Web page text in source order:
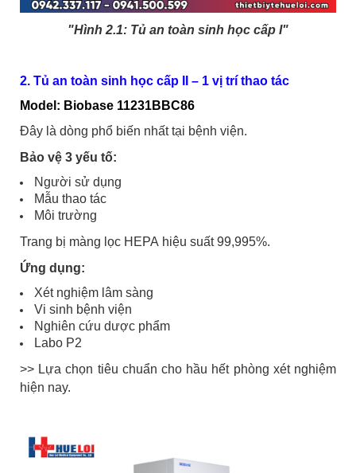
"Hình 2.1: Tủ an toàn sinh học cấp I"
2. Tủ an toàn sinh học cấp II – 1 vị trí thao tác
Model: Biobase 11231BBC86
Đây là dòng phổ biến nhất tại bệnh viện.
Bảo vệ 3 yếu tố:
Người sử dụng
Mẫu thao tác
Môi trường
Trang bị màng lọc HEPA hiệu suất 99,995%.
Ứng dụng:
Xét nghiệm lâm sàng
Vi sinh bệnh viện
Nghiên cứu dược phẩm
Labo P2
>> Lựa chọn tiêu chuẩn cho hầu hết phòng xét nghiệm
hiện nay.